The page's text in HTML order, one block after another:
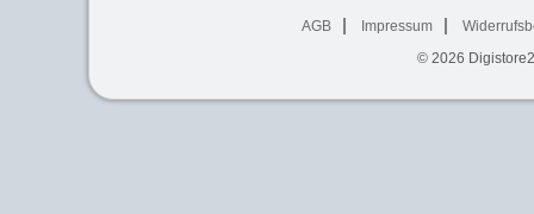
AGB Impressum
© 2026